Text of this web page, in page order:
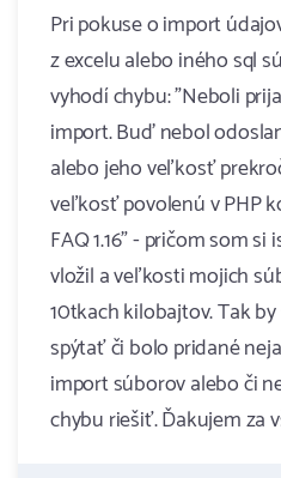
Pri pokuse o import
z excelu alebo iného sql
vyhodí chybu: "Neboli
import. Buď nebol
alebo jeho veľkosť
veľkosť povolenú v PHP
FAQ 1.16" - pričom som
vložil a veľkosti mojich
10tkach kilobajtov. Tak
spýtať či bolo pridané
import súborov alebo či
chybu riešiť. Ďakujem za